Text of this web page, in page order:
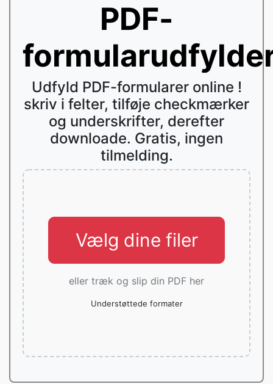
PDF-
Udfyld PDF-formularer online !
skriv i felter, tilføje checkmærker
og underskrifter, derefter
downloade. Gratis, ingen
tilmelding.
Vælg dine filer
eller træk og slip din PDF her
Understøttede formater